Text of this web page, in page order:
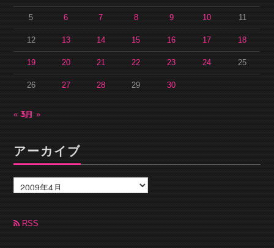
5 6 7 8 9 10 11
12 13 14 15 16 17 18
19 20 21 22 23 24 25
26 27 28 29 30
« 3月5月 »
アーカイブ
ー
カ
ブ RSS